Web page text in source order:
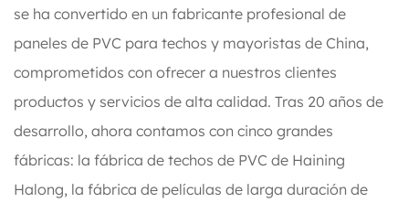
se ha convertido en un fabricante profesional de
paneles de PVC para techos y mayoristas de China,
comprometidos con ofrecer a nuestros clientes
productos y servicios de alta calidad. Tras 20 años de
desarrollo, ahora contamos con cinco grandes
fábricas: la fábrica de techos de PVC de Haining
Halong, la fábrica de películas de larga duración de